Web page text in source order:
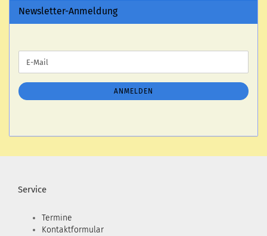
Newsletter-Anmeldung
ZUR
ANMELDUNG
E-
Mail
ANMELDEN
Service
Termine
Kontaktformular